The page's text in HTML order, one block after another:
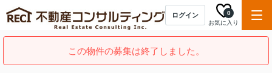
ログイン
お気に入り
0
この物件の募集は終了しました。